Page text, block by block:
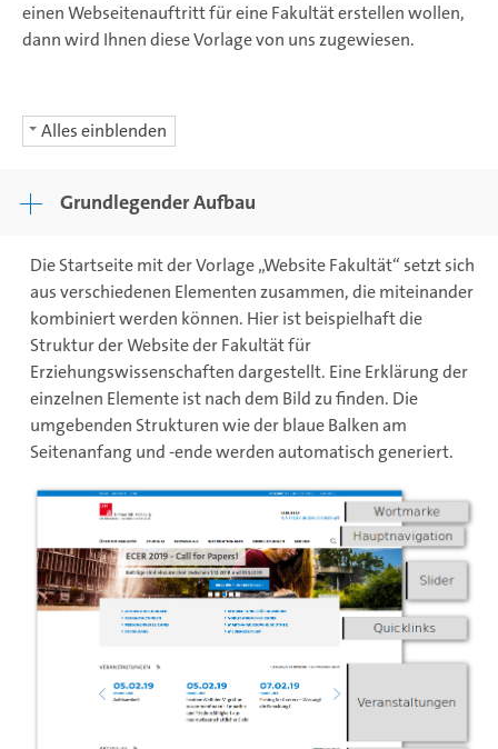
einen Webseitenauftritt für eine Fakultät erstellen wollen,
dann wird Ihnen diese Vorlage von uns zugewiesen.
Alles einblenden
Grundlegender Aufbau
Die Startseite mit der Vorlage „Website Fakultät“ setzt sich
aus verschiedenen Elementen zusammen, die miteinander
kombiniert werden können. Hier ist beispielhaft die
Struktur der Website der Fakultät für
Erziehungswissenschaften dargestellt. Eine Erklärung der
einzelnen Elemente ist nach dem Bild zu finden. Die
umgebenden Strukturen wie der blaue Balken am
Seitenanfang und -ende werden automatisch generiert.